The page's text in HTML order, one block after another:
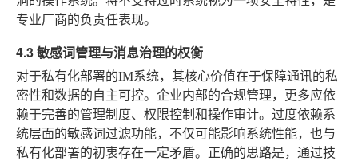
专业厂商的负责任表现。
4.3 敏感词管理与消息治理的权衡
对于私有化部署的IM系统，其核心价值在于保障通讯的私
密性和数据的自主可控。企业内部的合规管理，更多应依
赖于完善的管理制度、权限控制和操作审计。过度依赖系
统层面的敏感词过滤功能，不仅可能影响系统性能，也与
私有化部署的初衷存在一定矛盾。正确的思路是，通过技